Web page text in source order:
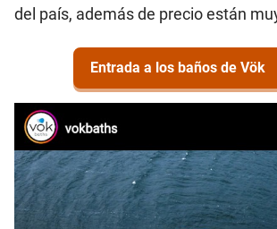
del país, además de precio están
Entrada a los baños de Vök